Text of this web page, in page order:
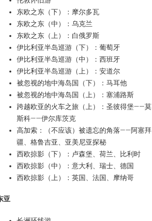
东欧之东（下）：摩尔多瓦
东欧之东（中）：乌克兰
东欧之东（上）：白俄罗斯
伊比利亚半岛巡游（下）：葡萄牙
伊比利亚半岛巡游（中）：西班牙
伊比利亚半岛巡游（上）：安道尔
被忽视的地中海岛国（下）：马耳他
被忽视的地中海岛国（上）：塞浦路斯
跨越欧亚的火车之旅（上）：圣彼得堡——莫
斯科——伊尔库茨克
高加索：（不应该）被遗忘的角落——阿塞拜
疆、格鲁吉亚、亚美尼亚探秘
西欧掠影（下）：卢森堡、荷兰、比利时
西欧掠影（中）：意大利、瑞士、德国
西欧掠影（上）：英国、法国、摩纳哥
亚